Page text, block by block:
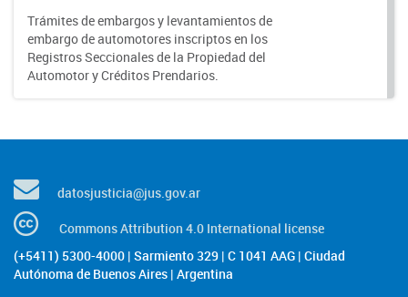
Trámites de embargos y levantamientos de
embargo de automotores inscriptos en los
Registros Seccionales de la Propiedad del
Automotor y Créditos Prendarios.
datosjusticia@jus.gov.ar
Commons Attribution 4.0 International license
(+5411) 5300-4000 | Sarmiento 329 | C 1041 AAG | Ciudad
Autónoma de Buenos Aires | Argentina